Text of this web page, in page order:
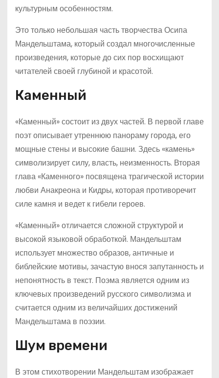
культурным особенностям.
Это только небольшая часть творчества Осипа
Мандельштама, который создал многочисленные
произведения, которые до сих пор восхищают
читателей своей глубиной и красотой.
Каменный
«Каменный» состоит из двух частей. В первой главе
поэт описывает утреннюю панораму города, его
мощные стены и высокие башни. Здесь «камень»
символизирует силу, власть, неизменность. Вторая
глава «Каменного» посвящена трагической истории
любви Анакреона и Кидры, которая противоречит
силе камня и ведет к гибели героев.
«Каменный» отличается сложной структурой и
высокой языковой обработкой. Мандельштам
использует множество образов, античные и
библейские мотивы, зачастую внося запутанность и
непонятность в текст. Поэма является одним из
ключевых произведений русского символизма и
считается одним из величайших достижений
Мандельштама в поэзии.
Шум времени
В этом стихотворении Мандельштам изображает